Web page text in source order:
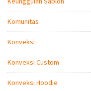
Komunitas
Konveksi
Konveksi Custom
Konveksi Hoodie